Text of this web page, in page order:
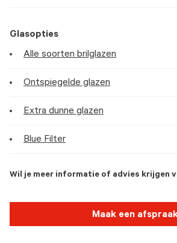
Glasopties
Alle soorten brilglazen
Ontspiegelde glazen
Extra dunne glazen
Blue Filter
Wil je meer informatie of advies krijgen
Maak een